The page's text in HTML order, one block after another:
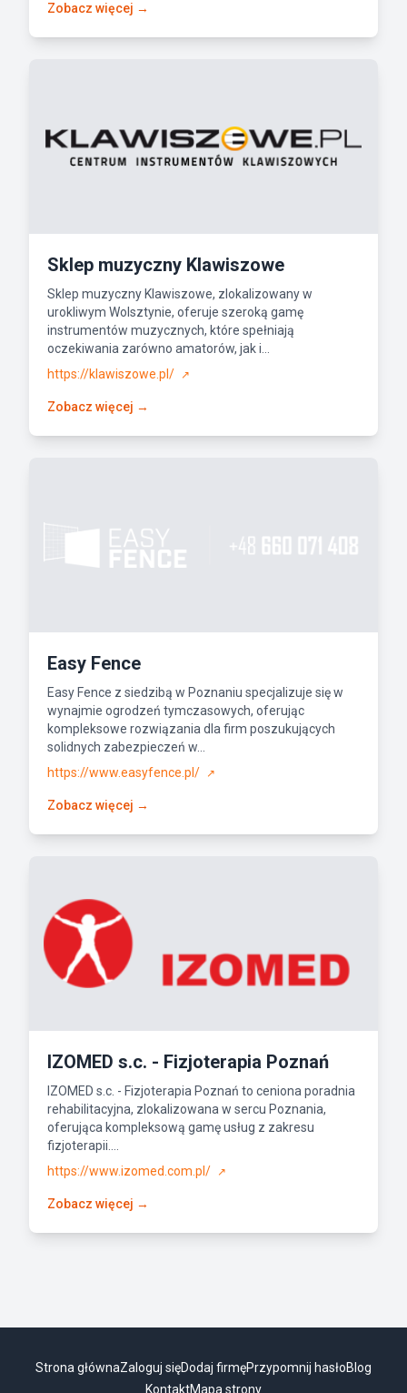
Zobacz więcej →
Sklep muzyczny Klawiszowe
Sklep muzyczny Klawiszowe, zlokalizowany w
urokliwym Wolsztynie, oferuje szeroką gamę
instrumentów muzycznych, które spełniają
oczekiwania zarówno amatorów, jak i...
https://klawiszowe.pl/
↗
Zobacz więcej →
Easy Fence
Easy Fence z siedzibą w Poznaniu specjalizuje się w
wynajmie ogrodzeń tymczasowych, oferując
kompleksowe rozwiązania dla firm poszukujących
solidnych zabezpieczeń w...
https://www.easyfence.pl/
↗
Zobacz więcej →
IZOMED s.c. - Fizjoterapia Poznań
IZOMED s.c. - Fizjoterapia Poznań to ceniona poradnia
rehabilitacyjna, zlokalizowana w sercu Poznania,
oferująca kompleksową gamę usług z zakresu
fizjoterapii....
https://www.izomed.com.pl/
↗
Zobacz więcej →
Strona głównaZaloguj sięDodaj firmęPrzypomnij hasłoBlog
KontaktMapa strony